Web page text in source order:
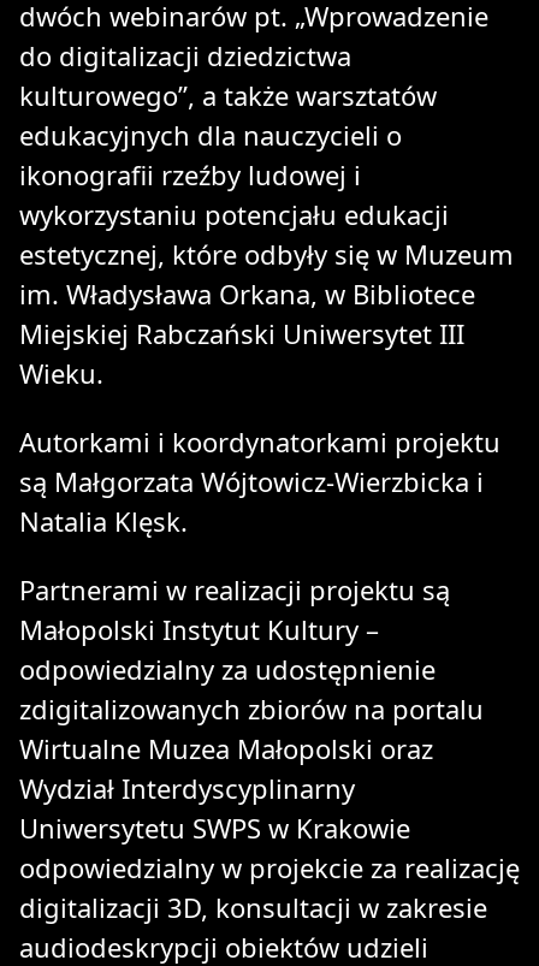
dwóch webinarów pt. „Wprowadzenie
do digitalizacji dziedzictwa
kulturowego”, a także warsztatów
edukacyjnych dla nauczycieli o
ikonografii rzeźby ludowej i
wykorzystaniu potencjału edukacji
estetycznej, które odbyły się w Muzeum
im. Władysława Orkana, w Bibliotece
Miejskiej Rabczański Uniwersytet III
Wieku.
Autorkami i koordynatorkami projektu
są Małgorzata Wójtowicz-Wierzbicka i
Natalia Klęsk.
Partnerami w realizacji projektu są
Małopolski Instytut Kultury –
odpowiedzialny za udostępnienie
zdigitalizowanych zbiorów na portalu
Wirtualne Muzea Małopolski oraz
Wydział Interdyscyplinarny
Uniwersytetu SWPS w Krakowie
odpowiedzialny w projekcie za realizację
digitalizacji 3D, konsultacji w zakresie
audiodeskrypcji obiektów udzieli